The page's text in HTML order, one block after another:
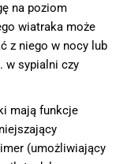
na poziom
wiatraka może
z niego w nocy lub
w sypialni czy
mają funkcje
(umożliwiający